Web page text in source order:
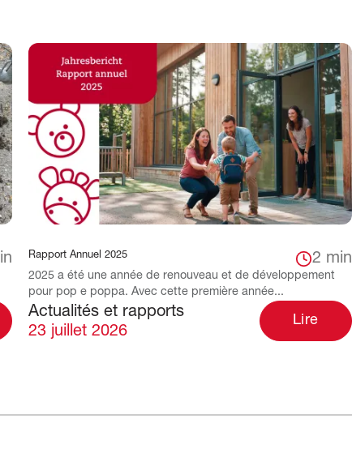
Rapport Annuel 2025 2 min
2025 a été une année de renouveau et de développement
pour pop e poppa. Avec cette première année...
Actualités et rapports
23 juillet 2026
Lire